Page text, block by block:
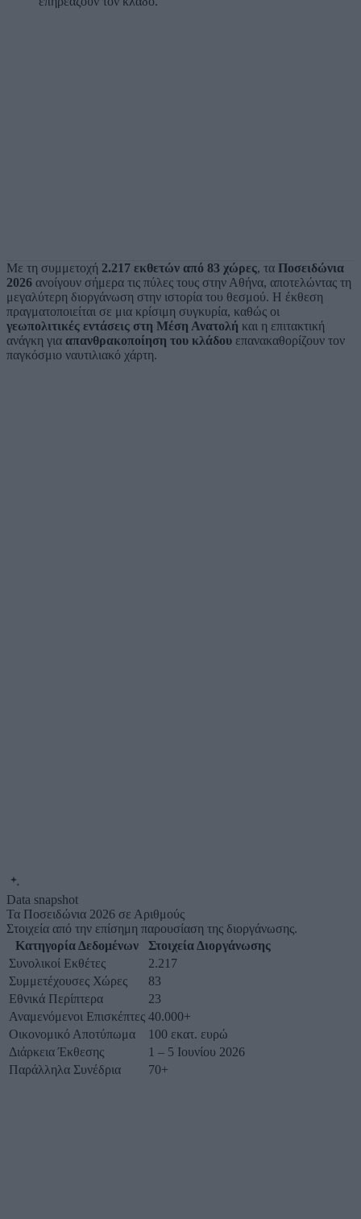
Με τη συμμετοχή 2.217 εκθετών από 83 χώρες, τα Ποσειδώνια
2026 ανοίγουν σήμερα τις πύλες τους στην Αθήνα, αποτελώντας τη
μεγαλύτερη διοργάνωση στην ιστορία του θεσμού. Η έκθεση
πραγματοποιείται σε μια κρίσιμη συγκυρία, καθώς οι
γεωπολιτικές εντάσεις στη Μέση Ανατολή και η επιτακτική
ανάγκη για απανθρακοποίηση του κλάδου επανακαθορίζουν τον
παγκόσμιο ναυτιλιακό χάρτη.
Data snapshot
Τα Ποσειδώνια 2026 σε Αριθμούς
Στοιχεία από την επίσημη παρουσίαση της διοργάνωσης.
Κατηγορία Δεδομένων
Στοιχεία Διοργάνωσης
Συνολικοί Εκθέτες
2.217
Συμμετέχουσες Χώρες
83
Εθνικά Περίπτερα
23
Αναμενόμενοι Επισκέπτες 40.000+
Οικονομικό Αποτύπωμα
100 εκατ. ευρώ
Διάρκεια Έκθεσης
1 – 5 Ιουνίου 2026
Παράλληλα Συνέδρια
70+